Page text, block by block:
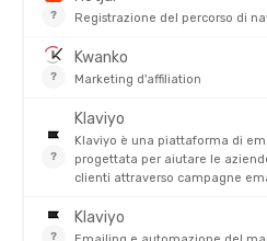
LEATHERMAN
STRUMENTO MULTIUSO MICRA